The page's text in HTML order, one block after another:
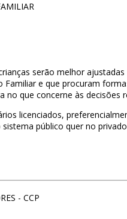
serão melhor
e que procuram
que concerne às decisões
licenciados,
público quer no
- CCP